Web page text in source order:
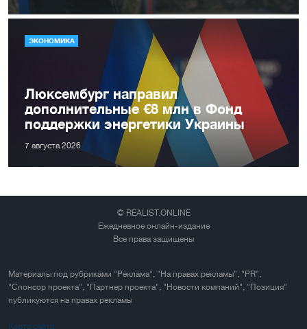
ЭКОНОМИКА
Люксембург направил
дополнительные €8 млн в Фонд
поддержки энергетики Украины
7 августа 2026
© REALIST.ONLINE
Ежедневное онлайн-издание
Все права защищены
Материалы под рубриками "Реклама", "На правах рекламы", "PR",
"Спонсор проекта", "Партнер проекта", "Новости компаний", "Позиция"
публикуются на правах рекламы
Карта сайта